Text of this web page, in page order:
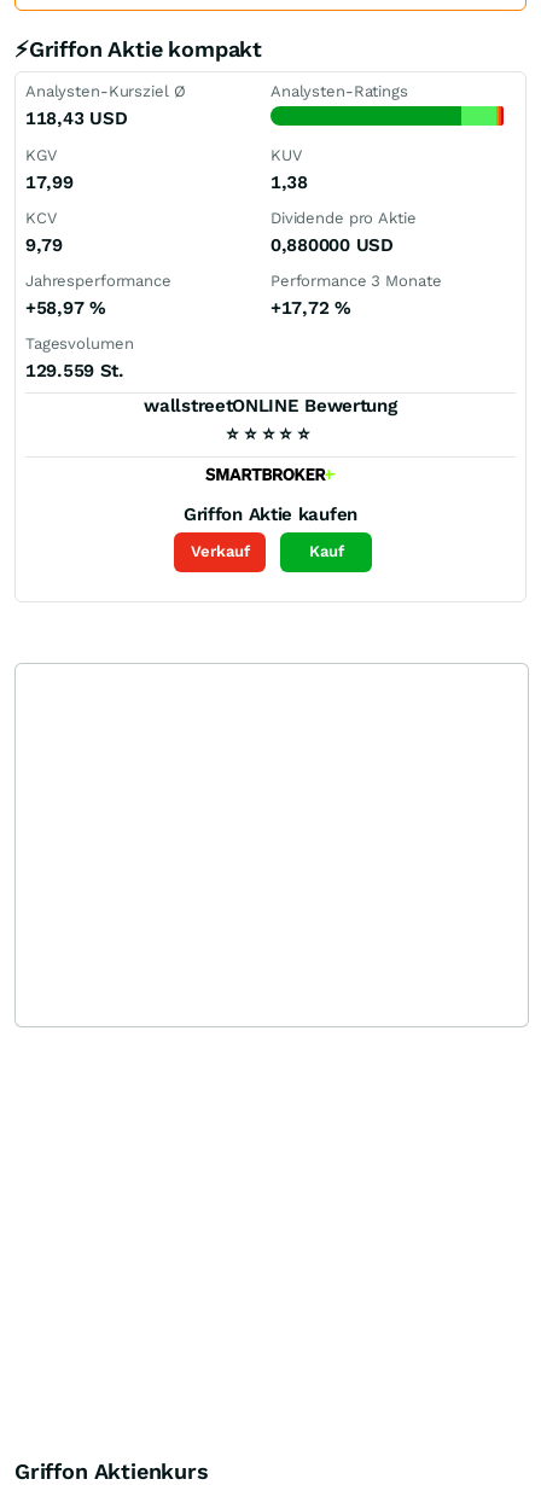
⚡Griffon Aktie kompakt
Analysten-Kursziel Ø
118,43 USD
Analysten-Ratings
KGV
17,99
KUV
1,38
KCV
9,79
Dividende pro Aktie
0,880000 USD
Jahresperformance
+58,97 %
Performance 3 Monate
+17,72 %
Tagesvolumen
129.559 St.
wallstreetONLINE Bewertung
⭐ ⭐ ⭐ ⭐ ⭐
Griffon Aktie kaufen
Verkauf Kauf
Griffon Aktienkurs